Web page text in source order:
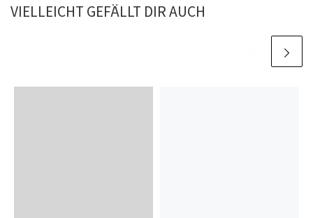
VIELLEICHT GEFÄLLT DIR AUCH